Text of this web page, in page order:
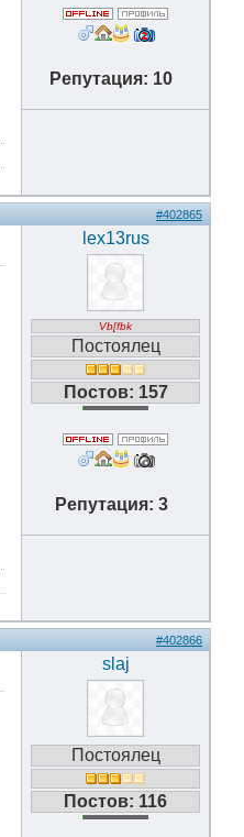
Репутация: 10
#402865
lex13rus
Vb[fbk
Постоялец
Постов: 157
Репутация: 3
#402866
slaj
Постоялец
Постов: 116